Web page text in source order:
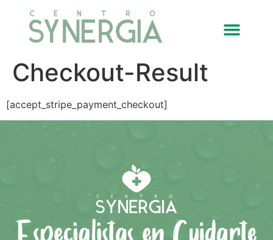
Checkout-Result
[accept_stripe_payment_checkout]